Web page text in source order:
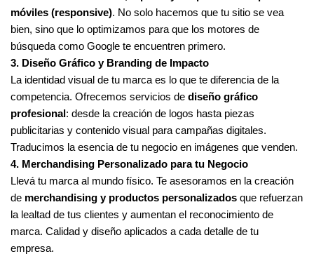
móviles (responsive). No solo hacemos que tu sitio se vea
bien, sino que lo optimizamos para que los motores de
búsqueda como Google te encuentren primero.
3. Diseño Gráfico y Branding de Impacto
La identidad visual de tu marca es lo que te diferencia de la
competencia. Ofrecemos servicios de diseño gráfico
profesional: desde la creación de logos hasta piezas
publicitarias y contenido visual para campañas digitales.
Traducimos la esencia de tu negocio en imágenes que venden.
4. Merchandising Personalizado para tu Negocio
Llevá tu marca al mundo físico. Te asesoramos en la creación
de merchandising y productos personalizados que refuerzan
la lealtad de tus clientes y aumentan el reconocimiento de
marca. Calidad y diseño aplicados a cada detalle de tu
empresa.